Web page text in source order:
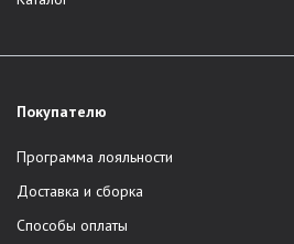
Покупателю
Программа лояльности
Доставка и сборка
Способы оплаты